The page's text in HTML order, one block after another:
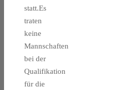
statt.Es
traten
keine
Mannschaften
bei der
Qualifikation
für die